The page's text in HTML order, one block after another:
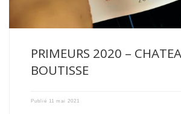
PRIMEURS 2020 –
BOUTISSE
Publié 11 mai 2021